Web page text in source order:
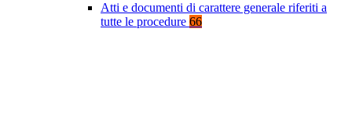
Atti e documenti di carattere generale riferiti a
tutte le procedure 66